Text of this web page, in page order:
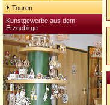
Touren
Kunstgewerbe aus dem
Erzgebirge